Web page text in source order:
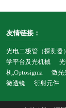
友情链接：
光电二极管（探测器）
学平台及光机械
机,Optosigma
激光
微透镜
衍射元件